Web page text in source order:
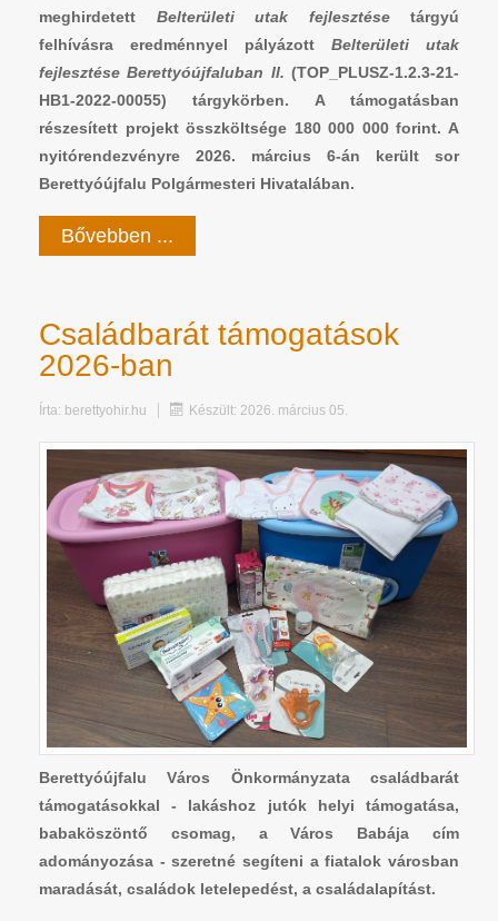
meghirdetett Belterületi utak fejlesztésetárgyú
felhívásra eredménnyel pályázott Belterületi utak
fejlesztése Berettyóújfaluban II. (TOP_PLUSZ-1.2.3-21-
HB1-2022-00055) tárgykörben. A támogatásban
részesített projekt összköltsége 180 000 000 forint. A
nyitórendezvényre 2026. március 6-án került sor
Berettyóújfalu Polgármesteri Hivatalában.
Bővebben ...
Családbarát támogatások
2026-ban
Írta: berettyohir.hu Készült: 2026. március 05.
Berettyóújfalu Város Önkormányzata családbarát
támogatásokkal - lakáshoz jutók helyi támogatása,
babaköszöntő csomag, a Város Babája cím
adományozása - szeretné segíteni a fiatalok városban
maradását, családok letelepedést, a családalapítást.